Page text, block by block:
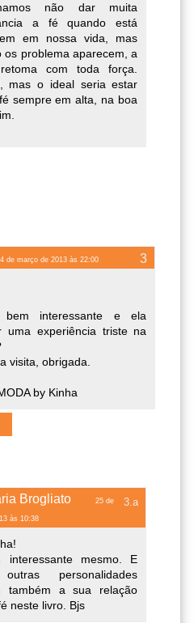
não dar muita
a fé quando está
em nossa vida, mas
os problema aparecem, a
com toda força.
mas o ideal seria estar
sempre em alta, na boa
de março de 2013 às 22:00
interessante e ela
uma experiência triste na
visita, obrigada.
by Kinha
Brogliato 25 de
às 10:38
interessante mesmo. E
personalidades
também a sua relação
neste livro. Bjs